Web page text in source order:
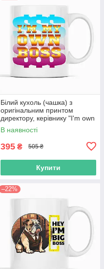
Білий кухоль (чашка) з
оригінальним принтом
директору, керівнику "I'm own
boss. Я сам собі бос"
В наявності
395 ₴ 505 ₴
Купити
–22%